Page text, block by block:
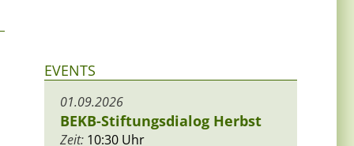
EVENTS
01.09.2026
BEKB-Stiftungsdialog Herbst
Zeit: 10:30 Uhr